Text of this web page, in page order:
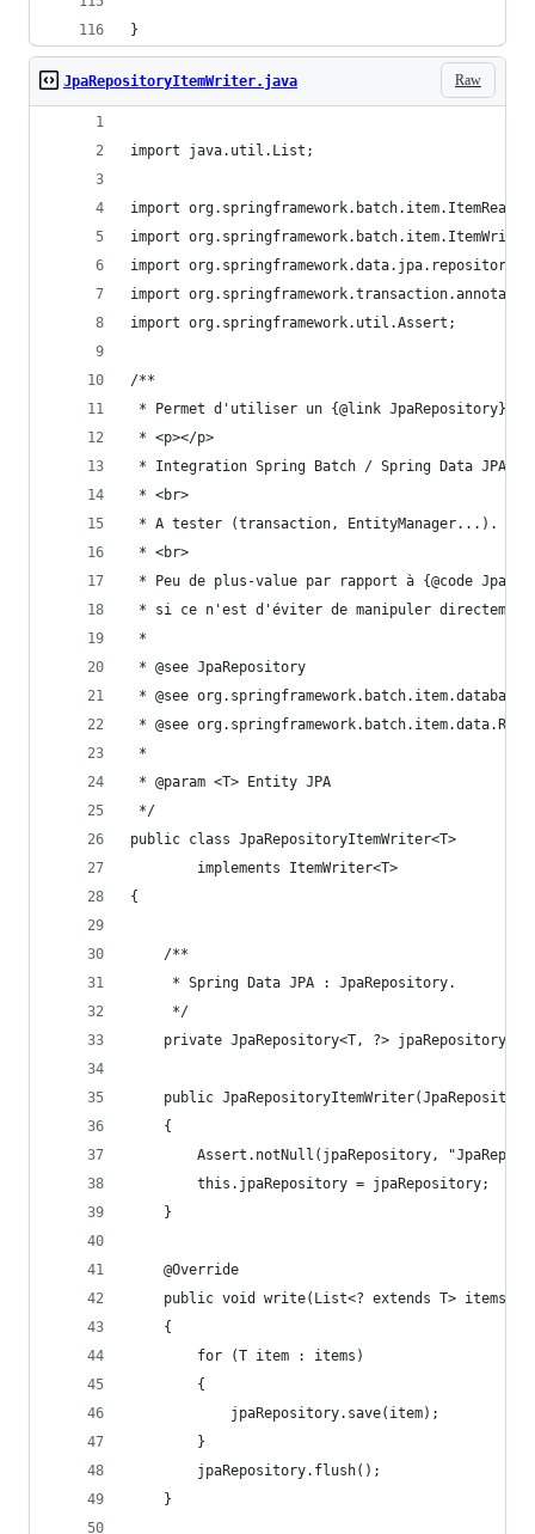
}
Raw
JpaRepositoryItemWriter.java
import java.util.List;
import
import
import
import
import org.springframework.util.Assert;
/**
* Permet d'utiliser un {@link JpaRepository}
* <p></p>
* Integration Spring Batch / Spring Data JPA.
* <br>
* A tester (transaction, EntityManager...).
* <br>
* Peu de plus-value par rapport à {@code
* si ce n'est d'éviter de manipuler directement
*
* @see JpaRepository
* @see
* @see
*
* @param <T> Entity JPA
*/
public class JpaRepositoryItemWriter<T>
        implements ItemWriter<T>
{
    /**
     * Spring Data JPA : JpaRepository.
     */
    private JpaRepository<T, ?> jpaRepository;
public
    {
Assert.notNull(jpaRepository,
        this.jpaRepository = jpaRepository;
    }
    @Override
public void write(List<? extends T> items)
    {
        for (T item : items)
        {
            jpaRepository.save(item);
        }
        jpaRepository.flush();
    }